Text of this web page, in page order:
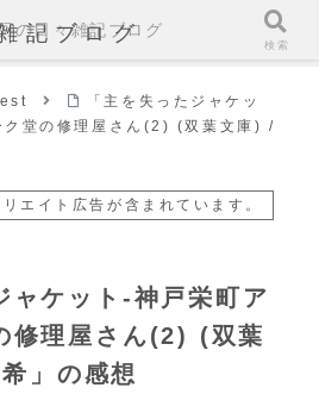
記ブログ
「主を失ったジャケッ
ク堂の修理屋さん(2) (双葉文庫) /
エイト広告が含まれています。
ャケット-神戸栄町ア
修理屋さん(2) (双葉
」の感想
の日々雑記ブログ
検索